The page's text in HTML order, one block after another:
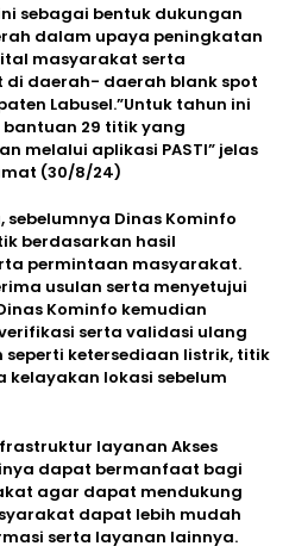
sebagai bentuk dukungan
dalam upaya peningkatan
masyarakat serta
di daerah- daerah blank spot
Labusel.”Untuk tahun ini
29 titik yang
melalui aplikasi PASTI” jelas
(30/8/24)
Dinas Kominfo
berdasarkan hasil
permintaan masyarakat.
usulan serta menyetujui
Kominfo kemudian
serta validasi ulang
ketersediaan listrik, titik
lokasi sebelum
layanan Akses
dapat bermanfaat bagi
agar dapat mendukung
dapat lebih mudah
serta layanan lainnya.